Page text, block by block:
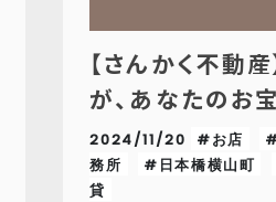
【さんかく不動
が、あなたのお
2024/11/20 #お店
務所
#日本橋横山町
貸